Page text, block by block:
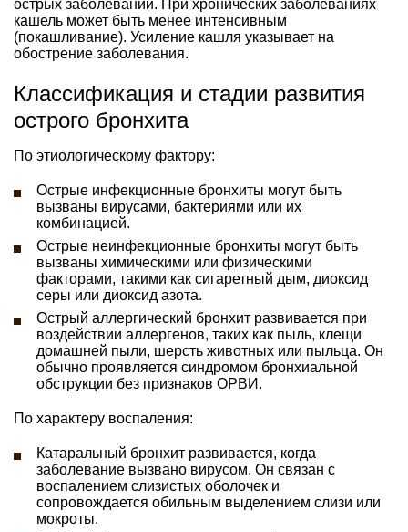
острых заболеваний. При хронических заболеваниях
кашель может быть менее интенсивным
(покашливание). Усиление кашля указывает на
обострение заболевания.
Классификация и стадии развития
острого бронхита
По этиологическому фактору:
Острые инфекционные бронхиты могут быть
вызваны вирусами, бактериями или их
комбинацией.
Острые неинфекционные бронхиты могут быть
вызваны химическими или физическими
факторами, такими как сигаретный дым, диоксид
серы или диоксид азота.
Острый аллергический бронхит развивается при
воздействии аллергенов, таких как пыль, клещи
домашней пыли, шерсть животных или пыльца. Он
обычно проявляется синдромом бронхиальной
обструкции без признаков ОРВИ.
По характеру воспаления:
Катаральный бронхит развивается, когда
заболевание вызвано вирусом. Он связан с
воспалением слизистых оболочек и
сопровождается обильным выделением слизи или
мокроты.